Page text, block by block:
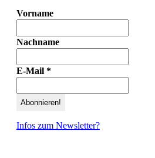
Vorname
Nachname
E-Mail *
Infos zum Newsletter?